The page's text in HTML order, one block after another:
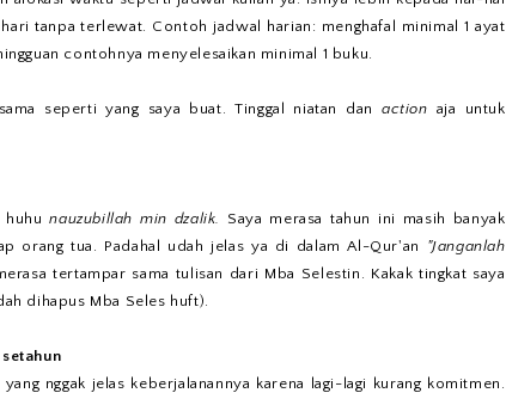
tanpa terlewat. Contoh jadwal harian: menghafal minimal 1 ayat
contohnya menyelesaikan minimal 1 buku.
seperti yang saya buat. Tinggal niatan dan action aja untuk
huhunauzubillah min dzalik. Saya merasa tahun ini masih banyak
orang tua. Padahal udah jelas ya di dalam Al-Qur'an
"Janganlah
tertampar sama tulisan dari Mba Selestin. Kakak tingkat saya
dihapus Mba Seles huft).
nggak jelas keberjalanannya karena lagi-lagi kurang komitmen.